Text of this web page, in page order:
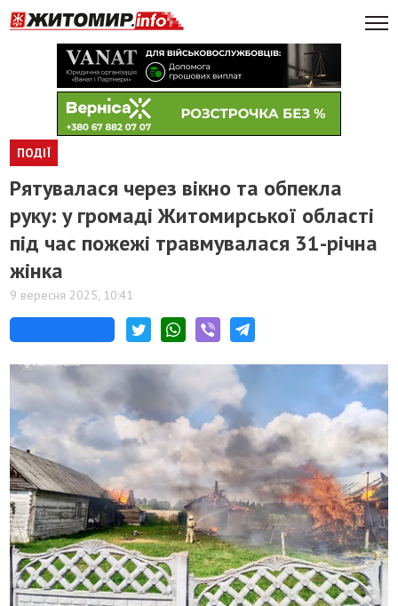
ПОДІЇ
Рятувалася через вікно та обпекла
руку: у громаді Житомирської області
під час пожежі травмувалася 31-річна
жінка
9 вересня 2025, 10:41